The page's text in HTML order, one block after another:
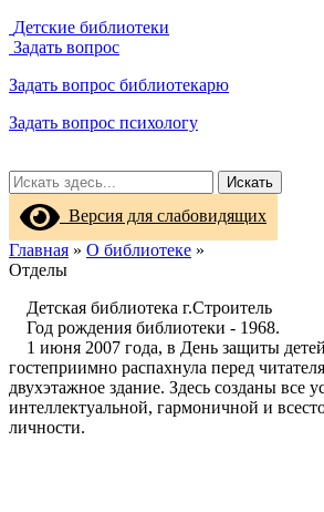
Детские библиотеки
Задать вопрос
Задать вопрос библиотекарю
Задать вопрос психологу
Искать
Версия для слабовидящих
Главная » О библиотеке »
Отделы
Детская библиотека г.Строитель
Год рождения библиотеки - 1968.
1 июня 2007 года, в День защиты
гостеприимно распахнула перед
двухэтажное здание. Здесь созданы все
интеллектуальной, гармоничной и
личности.